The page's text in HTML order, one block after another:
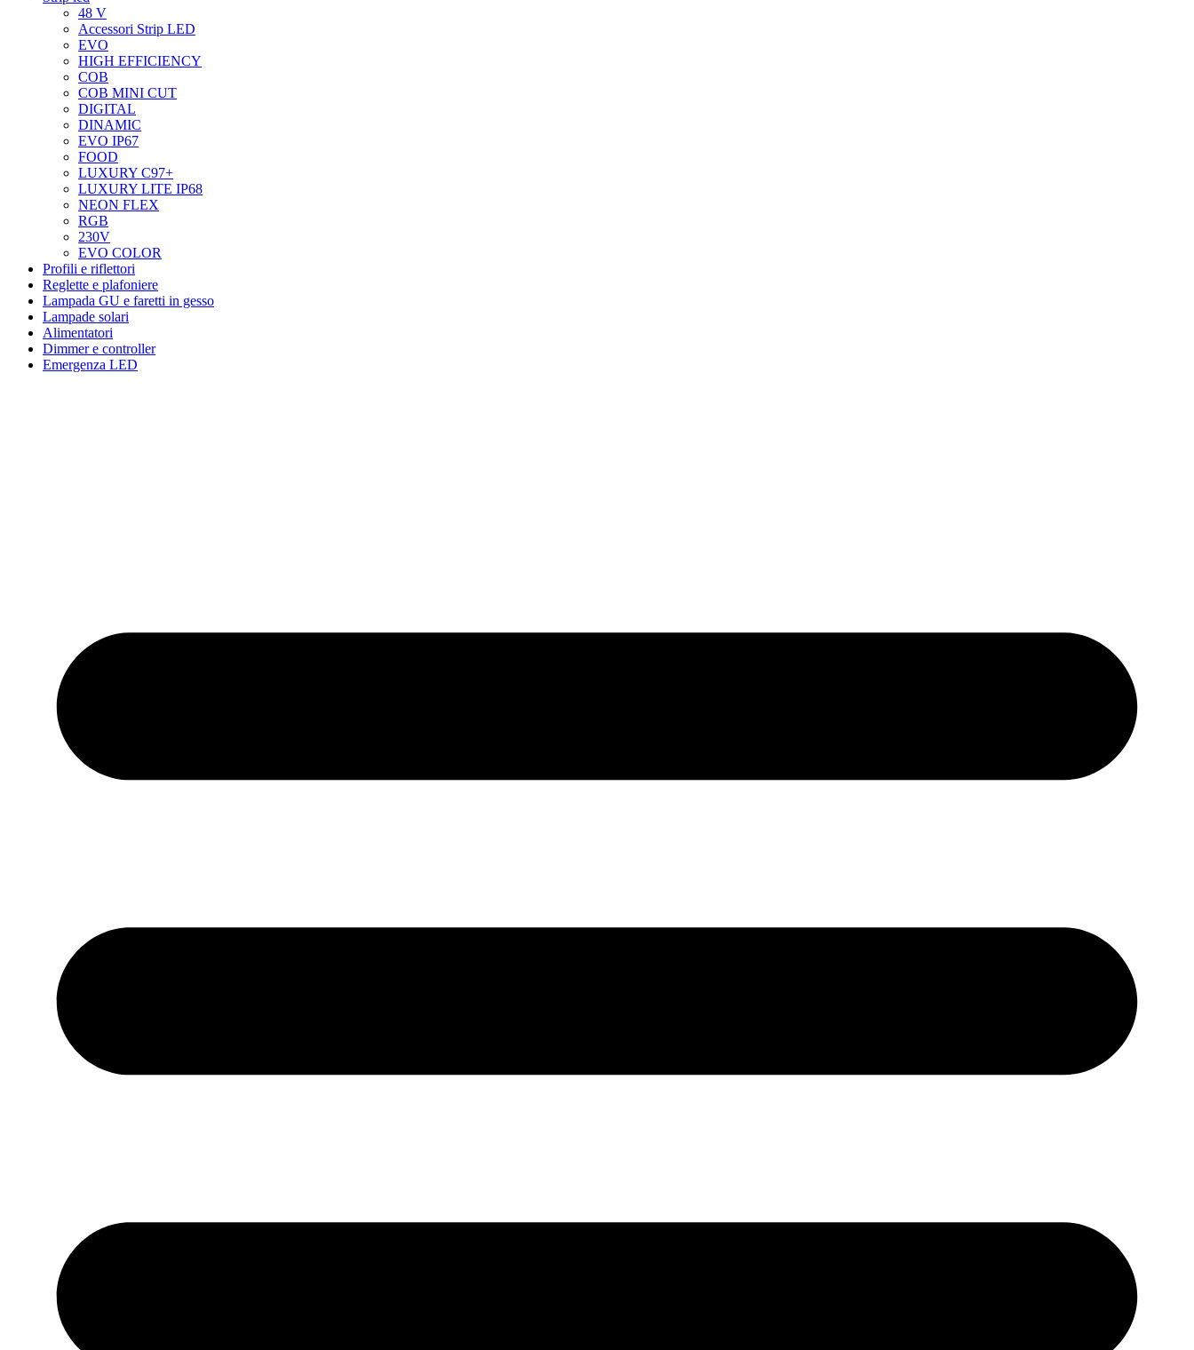
48 V
Accessori Strip LED
EVO
HIGH EFFICIENCY
COB
COB MINI CUT
DIGITAL
DINAMIC
EVO IP67
FOOD
LUXURY C97+
LUXURY LITE IP68
NEON FLEX
RGB
230V
EVO COLOR
Profili e riflettori
Reglette e plafoniere
Lampada GU e faretti in gesso
Lampade solari
Alimentatori
Dimmer e controller
Emergenza LED